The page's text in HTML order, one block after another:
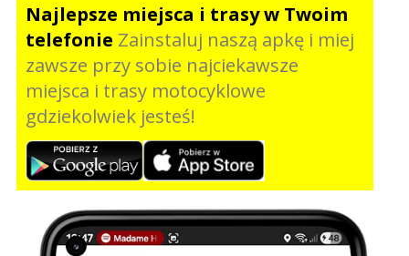
Najlepsze miejsca i trasy w Twoim
telefonie Zainstaluj naszą apkę i miej
zawsze przy sobie najciekawsze
miejsca i trasy motocyklowe
gdziekolwiek jesteś!